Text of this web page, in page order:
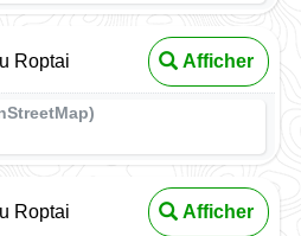
Roptai Afficher
Roptai Afficher